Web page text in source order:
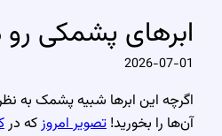
ابرهای پشمکی رو
2026-07-01
اگرچه این ابرها شبیه پشمک به
آن‌ها را بخورید!تصویر امروزکه در